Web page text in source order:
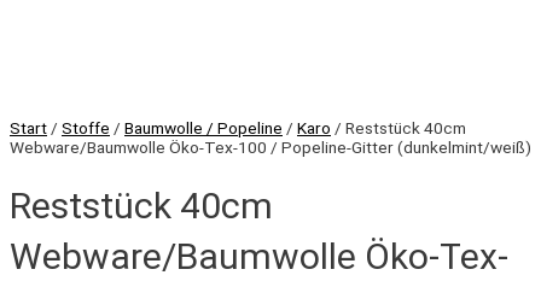
Start / Stoffe / Baumwolle / Popeline / Karo / Reststück 40cm
Webware/Baumwolle Öko-Tex-100 / Popeline-Gitter (dunkelmint/weiß)
Reststück 40cm
Webware/Baumwolle Öko-Tex-